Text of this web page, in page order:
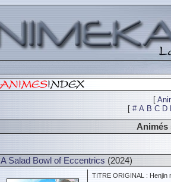
[
[ # A B C D
Animés
A Salad Bowl of Eccentrics (2024)
TITRE ORIGINAL : Henjin